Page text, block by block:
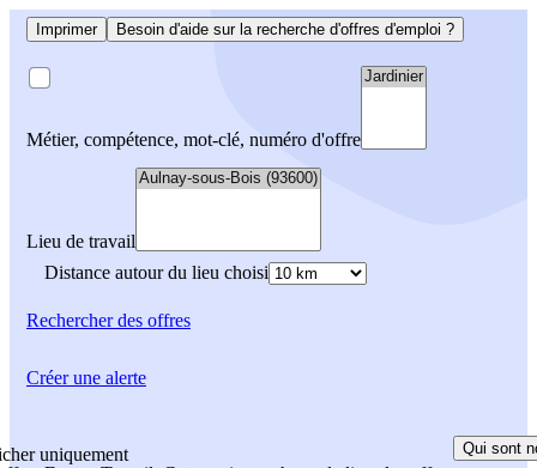
Imprimer Besoin d'aide sur la recherche d'offres d'emploi ?
Métier, compétence, mot-clé, numéro d'offre
Lieu de travail
Distance autour du lieu choisi
Rechercherdes offres
uniquement
Qui sont
Créer une alerte